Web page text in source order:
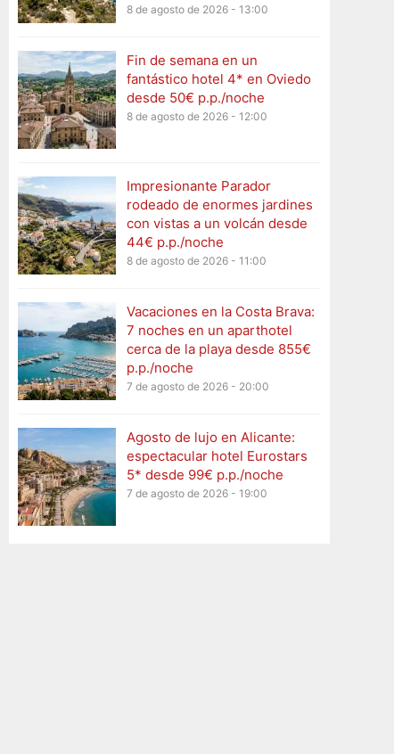
8 de agosto de 2026 - 13:00
Fin de semana en un
fantástico hotel 4* en Oviedo
desde 50€ p.p./noche
8 de agosto de 2026 - 12:00
Impresionante Parador
rodeado de enormes jardines
con vistas a un volcán desde
44€ p.p./noche
8 de agosto de 2026 - 11:00
Vacaciones en la Costa Brava:
7 noches en un aparthotel
cerca de la playa desde 855€
p.p./noche
7 de agosto de 2026 - 20:00
Agosto de lujo en Alicante:
espectacular hotel Eurostars
5* desde 99€ p.p./noche
7 de agosto de 2026 - 19:00